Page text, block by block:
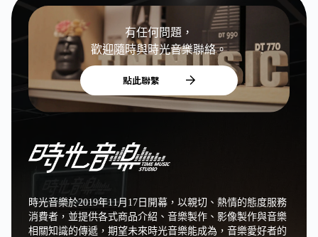
有任何問題，
歡迎隨時與時光音樂聯絡。
點此聯繫
時光音樂於2019年11月17日開幕，以親切、熱情的態度服務
消費者，並提供各式商品介紹、音樂製作、影像製作與音樂
相關知識的傳遞，期望未來時光音樂能成為，音樂愛好者的